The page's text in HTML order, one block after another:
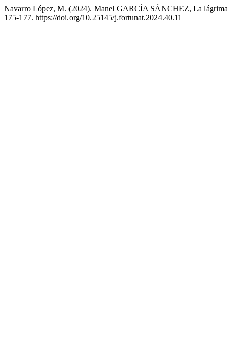
Navarro López, M. (2024). Manel GARCÍA SÁNCHEZ, La
175-177. https://doi.org/10.25145/j.fortunat.2024.40.11